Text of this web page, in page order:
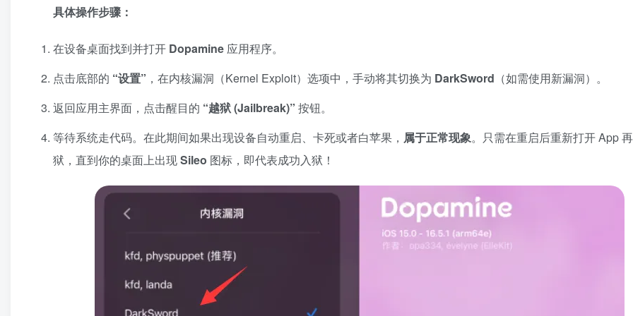
具体操作步骤：
在设备桌面找到并打开 Dopamine 应用程序。
点击底部的 “设置” ，在内核漏洞（Kernel Exploit）选项中，手动将其切换为 DarkSword （如需使用新漏洞）。
返回应用主界面，点击醒目的 “越狱 (Jailbreak)” 按钮。
等待系统走代码。在此期间如果出现设备自动重启、卡死或者白苹果， 属于正常现象。只需在重启后重新打开 App
狱，直到你的桌面上出现Sileo 图标，即代表成功入狱！